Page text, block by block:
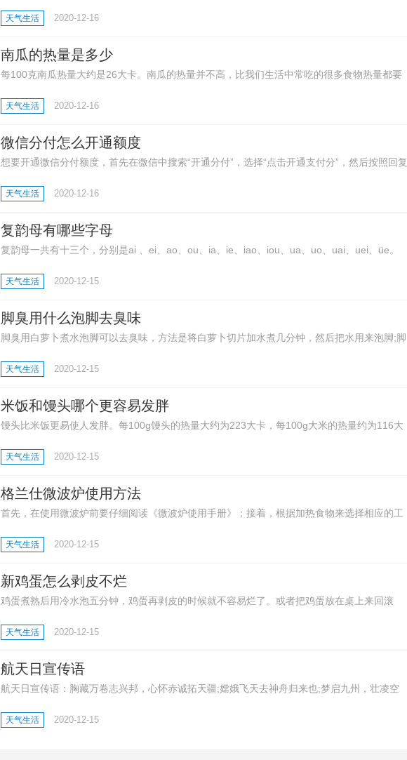
天气生活 2020-12-16
南瓜的热量是多少
每100克南瓜热量大约是26大卡。南瓜的热量并不高，比我们生活中常吃的很多食物热量都要
天气生活 2020-12-16
微信分付怎么开通额度
想要开通微信分付额度，首先在微信中搜索“开通分付”，选择“点击开通支付分”，然后按照回复
天气生活 2020-12-16
复韵母有哪些字母
复韵母一共有十三个，分别是ai 、ei、ao、ou、ia、ie、iao、iou、ua、uo、uai、uei、üe。
相加，而是一种新的固定的音组，在口、耳里与单元韵有同感，应把它们作为一个个语音整
天气生活 2020-12-15
脚臭用什么泡脚去臭味
脚臭用白萝卜煮水泡脚可以去臭味，方法是将白萝卜切片加水煮几分钟，然后把水用来泡脚;脚
醋，连续泡脚数次，也能达到去除脚臭味的效果。
天气生活 2020-12-15
米饭和馒头哪个更容易发胖
馒头比米饭更易使人发胖。每100g馒头的热量大约为223大卡，每100g大米的热量约为116大
天气生活 2020-12-15
格兰仕微波炉使用方法
首先，在使用微波炉前要仔细阅读《微波炉使用手册》；接着，根据加热食物来选择相应的工
工作，在听到提示音之后就可以取出食物。
天气生活 2020-12-15
新鸡蛋怎么剥皮不烂
鸡蛋煮熟后用冷水泡五分钟，鸡蛋再剥皮的时候就不容易烂了。或者把鸡蛋放在桌上来回滚
浅的坑后在放进锅里煮，熟后剥鸡蛋皮，鸡蛋就不会烂了。
天气生活 2020-12-15
航天日宣传语
航天日宣传语：胸藏万卷志兴邦，心怀赤诚拓天疆;嫦娥飞天去神舟归来也;梦启九州，壮凌空
凌云之志;缘定寰宇，铭空天之魂;高精尖，创国际一流;诚信爱，续世纪航天。
天气生活 2020-12-15